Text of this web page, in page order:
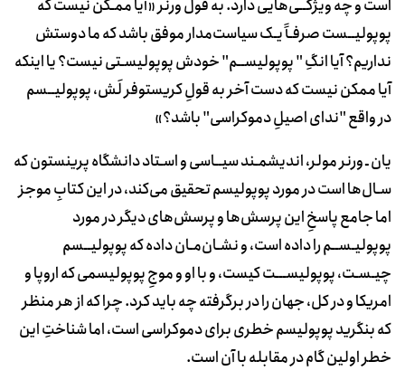
است و چه ویژگــی‌هایی دارد. به قول ورنر «آیا ممـکن نیست که
پوپولیــست صرفـاً یـک سیاست‌مدار موفق باشد که ما دوستش
نداریم؟ آیا انگِ " پوپولیســم" خودش پوپولیسـتی نیست؟ یا اینکه
آیا ممکن نیست که دست آخر به قولِ کریستوفر لَش، پوپولیــسم
در واقع "ندای اصیلِ دموکراسی" باشد؟»
یان ـ ورنر مولر، اندیشمـند سیــاسی و اسـتاد دانشگاه پرینستون که
سـال‌ها است در مورد پوپولیسم تحقیق می‌کند، در این کتابِ موجز
اما جامع پاسخِ این پرسش‌ها و پرسش‌های دیگر در مورد
پوپولیـســم را داده است، و نشـان‌مـان داده که پوپولیــسم
چیـسـت، پوپولیســـت کیست، و با او و موجِ پوپولیسمی که اروپا و
امریکا و در کل، جهان را در برگرفته چه باید کرد. چرا که از هر منظر
که بنگرید پوپولیسم خطری برای دموکراسی است، اما شناختِ این
خطر اولین گام در مقابله با آن است.